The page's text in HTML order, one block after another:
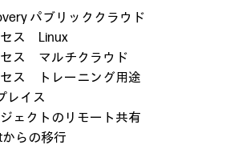
パブリッククラウド
セス Linux
セス マルチクラウド
セス トレーニング用途
レイス
ェクトのリモート共有
らの移行